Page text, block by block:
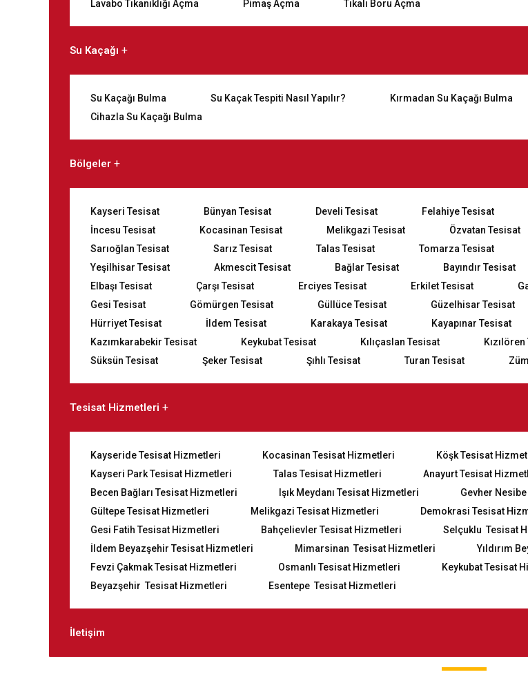
Lavabo Tıkanıklığı Açma
Pimaş Açma Tıkalı Boru Açma
Su Kaçağı
Su Kaçağı Bulma Su Kaçak Tespiti Nasıl Yapılır?
Kırmadan Su Kaçağı Bulma
Cihazla Su Kaçağı Bulma
Bölgeler
Kayseri Tesisat Bünyan Tesisat Develi Tesisat Felahiye Tesisat
İncesu Tesisat
Kocasinan Tesisat Melikgazi Tesisat Özvatan Tesisat
Sarıoğlan Tesisat
Sarız Tesisat Talas Tesisat Tomarza Tesisat
Yeşilhisar Tesisat
Akmescit Tesisat Bağlar Tesisat Bayındır Tesisat
Elbaşı Tesisat
Çarşı Tesisat Erciyes Tesisat Erkilet Tesisat
Gesi Tesisat
Gömürgen Tesisat Güllüce Tesisat Güzelhisar Tesisat
Hürriyet Tesisat
İldem Tesisat Karakaya Tesisat
Kayapınar Tesisat
Kazımkarabekir Tesisat
Keykubat Tesisat Kılıçaslan Tesisat
Süksün Tesisat
Şeker Tesisat Şıhlı Tesisat Turan Tesisat
Tesisat Hizmetleri
Kayseride Tesisat Hizmetleri Kocasinan Tesisat Hizmetleri
Köşk Tesisat
Kayseri Park Tesisat Hizmetleri
Talas Tesisat Hizmetleri
Anayurt Tesisat
Becen Bağları Tesisat Hizmetleri
Işık Meydanı Tesisat Hizmetleri
Gevher
Gültepe Tesisat Hizmetleri
Melikgazi Tesisat Hizmetleri
Demokrasi Tesisat
Gesi Fatih Tesisat Hizmetleri
Bahçelievler Tesisat Hizmetleri
Selçuklu Tesisat
İldem Beyazşehir Tesisat Hizmetleri
Mimarsinan Tesisat Hizmetleri
Yıldırım
Fevzi Çakmak Tesisat Hizmetleri
Osmanlı Tesisat Hizmetleri
Keykubat Tesisat
Beyazşehir Tesisat Hizmetleri
Esentepe Tesisat Hizmetleri
İletişim